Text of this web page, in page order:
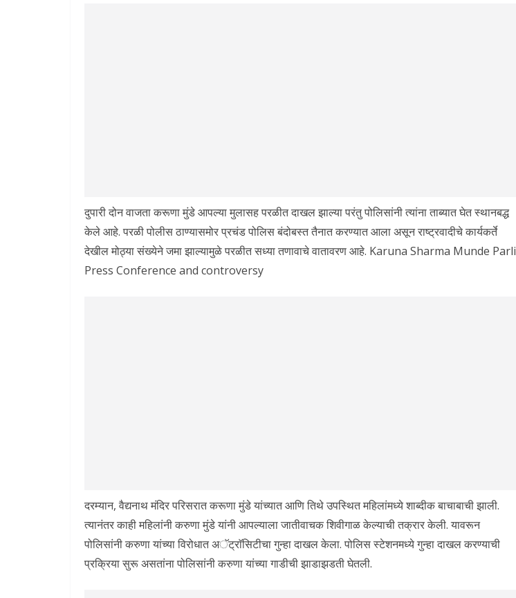
दुपारी दोन वाजता करूणा मुंडे आपल्या मुलासह परळीत दाखल झाल्या परंतु पोलिसांनी त्यांना ताब्यात घेत स्थानबद्ध
केले आहे. परळी पोलीस ठाण्यासमोर प्रचंड पोलिस बंदोबस्त तैनात करण्यात आला असून राष्ट्रवादीचे कार्यकर्ते
देखील मोठ्या संख्येने जमा झाल्यामुळे परळीत सध्या तणावाचे वातावरण आहे. Karuna Sharma Munde Parli
Press Conference and controversy
दरम्यान, वैद्यनाथ मंदिर परिसरात करूणा मुंडे यांच्यात आणि तिथे उपस्थित महिलांमध्ये शाब्दीक बाचाबाची झाली.
त्यानंतर काही महिलांनी करुणा मुंडे यांनी आपल्याला जातीवाचक शिवीगाळ केल्याची तक्रार केली. यावरून
पोलिसांनी करुणा यांच्या विरोधात अॅट्राॅसिटीचा गुन्हा दाखल केला. पोलिस स्टेशनमध्ये गुन्हा दाखल करण्याची
प्रक्रिया सुरू असतांना पोलिसांनी करुणा यांच्या गाडीची झाडाझडती घेतली.